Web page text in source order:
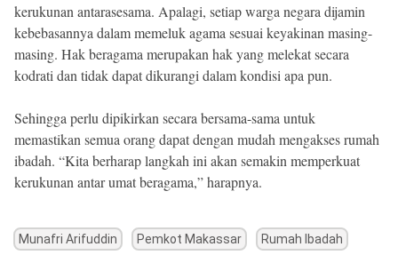
kerukunan antarasesama. Apalagi, setiap warga negara dijamin
kebebasannya dalam memeluk agama sesuai keyakinan masing-
masing. Hak beragama merupakan hak yang melekat secara
kodrati dan tidak dapat dikurangi dalam kondisi apa pun.
Sehingga perlu dipikirkan secara bersama-sama untuk
memastikan semua orang dapat dengan mudah mengakses rumah
ibadah. “Kita berharap langkah ini akan semakin memperkuat
kerukunan antar umat beragama,” harapnya.
Munafri Arifuddin Pemkot Makassar Rumah Ibadah